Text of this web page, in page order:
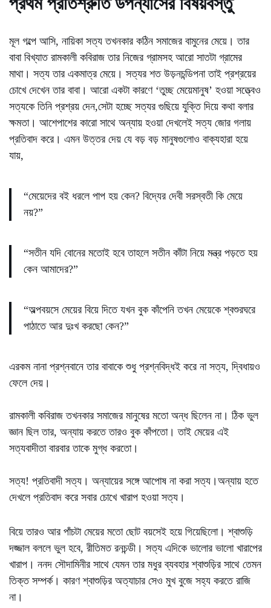
মূল গল্পে আসি, নায়িকা সত্য তখনকার কঠিন সমাজের বামুনের মেয়ে। তার
বাবা বিখ্যাত রামকালী কবিরাজ তার নিজের গ্রামসহ আরো সাতটা গ্রামের
মাথা। সত্য তার একমাত্র মেয়ে। সত্যর শত উড়নচন্ডিপনা তাই প্রশ্রয়ের
চোখে দেখেন তার বাবা। আরো একটা কারণে ‘তুচ্ছ মেয়েমানুষ’ হ‌ওয়া সত্ত্বেও
সত্যকে তিনি প্রশ্রয় দেন,সেটা হচ্ছে সত্যর গুছিয়ে যুক্তি দিয়ে কথা বলার
ক্ষমতা। আশেপাশের কারো সাথে অন্যায় হ‌ওয়া দেখলেই সত্য জোর গলায়
প্রতিবাদ করে। এমন উত্তর দেয় যে বড় বড় মানুষগুলোও বাক্যহারা হয়ে
যায়,
“মেয়েদের ব‌ই ধরলে পাপ হয় কেন? বিদ্যের দেবী সরস্বতী কি মেয়ে
নয়?”
“সতীন যদি বোনের মতোই হবে তাহলে সতীন কাঁটা নিয়ে মন্ত্র পড়তে হয়
কেন আমাদের?”
“অল্পবয়সে মেয়ের বিয়ে দিতে যখন বুক কাঁপেনি তখন মেয়েকে শ্বশুরঘরে
পাঠাতে আর দুঃখ করছো কেন?”
এরকম নানা প্রশ্নবানে তার বাবাকে শুধু প্রশ্নবিদ্ধ‌ই করে না সত্য, দ্বিধায়‌ও
ফেলে দেয়।
রামকালী কবিরাজ তখনকার সমাজের মানুষের মতো অন্ধ ছিলেন না। ঠিক ভুল
জ্ঞান ছিল তার, অন্যায় করতে তার‌ও বুক কাঁপতো। তাই মেয়ের এই
সত্যবাদীতা বারবার তাকে মুগ্ধ করতো‌।
সত্য! প্রতিবাদী সত্য। অন্যায়ের সঙ্গে আপোষ না করা সত্য।অন্যায় হতে
দেখলে প্রতিবাদ করে সবার চোখে খারাপ হ‌ওয়া সত্য।
বিয়ে তার‌ও আর পাঁচটা মেয়ের মতো ছোট বয়সেই হয়ে গিয়েছিলো। শ্বাশুড়ি
দজ্জাল বললে ভুল হবে, রীতিমত রনচন্ডী। সত্য এদিকে ভালোর ভালো খারাপের
খারাপ। ননদ সৌদামিনীর সাথে যেমন তার মধুর ব্যবহার শ্বাশুড়ির সাথে তেমন
তিক্ত সম্পর্ক। কারণ শ্বাশুড়ির অত্যাচার সেও মুখ বুজে সহ্য করতে রাজি
না।